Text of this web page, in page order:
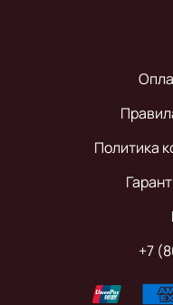
Политика
+7